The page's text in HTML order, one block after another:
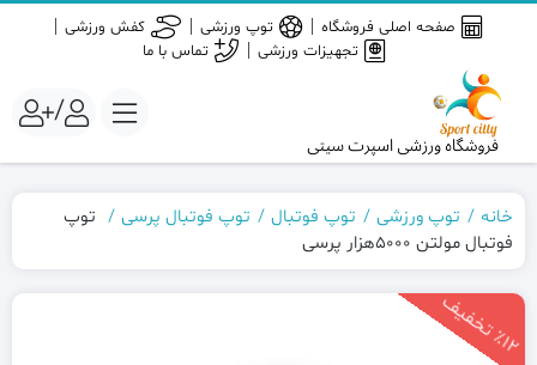
صفحه اصلی فروشگاه توپ ورزشی
کفش ورزشی
تجهیزات ورزشی
تماس با ما
/
خانه توپ ورزشی توپ فوتبال توپ فوتبال پرسی
توپ
فوتبال مولتن 5000هزار پرسی
٪1
2
ت
خ
ف
یف